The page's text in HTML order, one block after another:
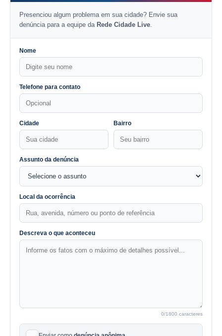
Presenciou algum problema em sua cidade? Envie sua
denúncia para a equipe da Rede Cidade Live.
Nome
Telefone para contato
Cidade Bairro
Assunto da denúncia
Local da ocorrência
Descreva o que aconteceu
0/1800 caracteres